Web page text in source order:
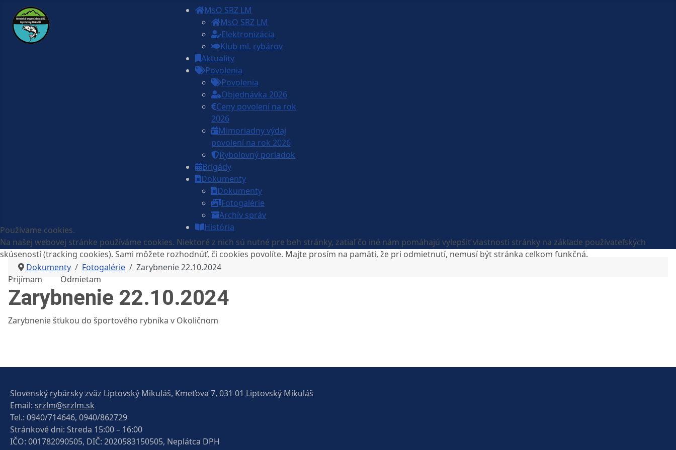
MsO SRZ LM
MsO SRZ LM
Elektronizácia
Klub ml. rybárov
Aktuality
Povolenia
Povolenia
Objednávka 2026
Ceny povolení na rok
2026
Mimoriadny výdaj
povolení na rok 2026
Rybolovný poriadok
Brigády
Dokumenty
Dokumenty
Fotogalérie
Archív správ
História
Dokumenty Fotogalérie Zarybnenie 22.10.2024
Zarybnenie 22.10.2024
Zarybnenie šťukou do športového rybníka v Okoličnom
Slovenský rybársky zväz Liptovský Mikuláš, Kmeťova 7, 031 01 Liptovský Mikuláš
Email: srzlm@srzlm.sk
Tel.: 0940/714646, 0940/862729
Stránkové dni: Streda 15:00 – 16:00
IČO: 001782090505, DIČ: 2020583150505, Neplátca DPH
Používame cookies.
Na našej webovej stránke používáme cookies. Niektoré z nich sú nutné pre beh stránky, zatiaľ čo iné nám pomáhajú vylepšiť vlastnosti stránky na základe používateľských
skúseností (tracking cookies). Sami môžete rozhodnúť, či cookies povolíte. Majte prosím na pamäti, že pri odmietnutí, nemusí být stránka celkom funkčná.
Prijímam Odmietam